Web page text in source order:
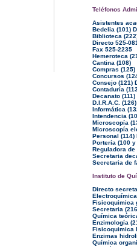
Teléfonos
Asistentes
Bedelia (101)
Biblioteca
Directo 525-
Fax 525-2235
Hemeroteca
Cantina (108)
Compras
Concursos
Consejo (121)
Contaduría
Decanato (111)
D.I.R.A.C.
Informática
Intendencia
Microscopía
Microscopía
Personal (114)
Portería (100 y
Reguladora
Secretaria
Secretaria de
Instituto de
Directo
Fisicoquimica
Secretaria
Química
Enzimología
Fisicoquimica
Enzimas
Química